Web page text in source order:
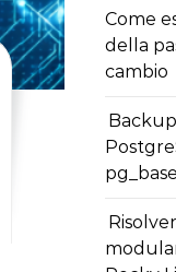
Come
della
cambio